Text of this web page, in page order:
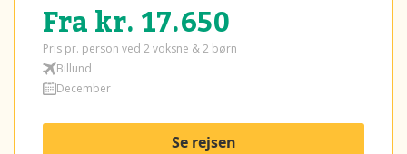
Fra kr. 17.650
Pris pr. person ved 2 voksne & 2 børn
Billund
December
Se rejsen